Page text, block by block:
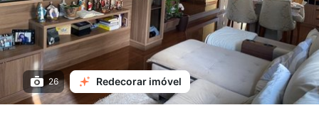
26 Redecorar imóvel